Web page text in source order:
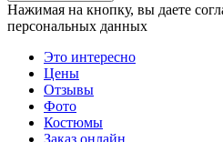
Нажимая на кнопку, вы даете
персональных данных
Это интересно
Цены
Отзывы
Фото
Костюмы
Заказ онлайн